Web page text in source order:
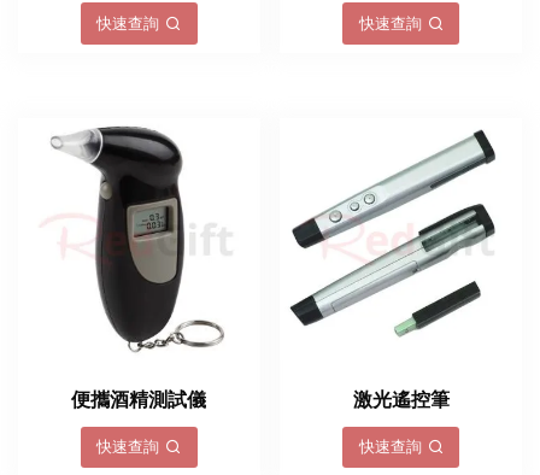
快速查詢 快速查詢
便攜酒精測試儀
快速查詢
激光遙控筆
快速查詢